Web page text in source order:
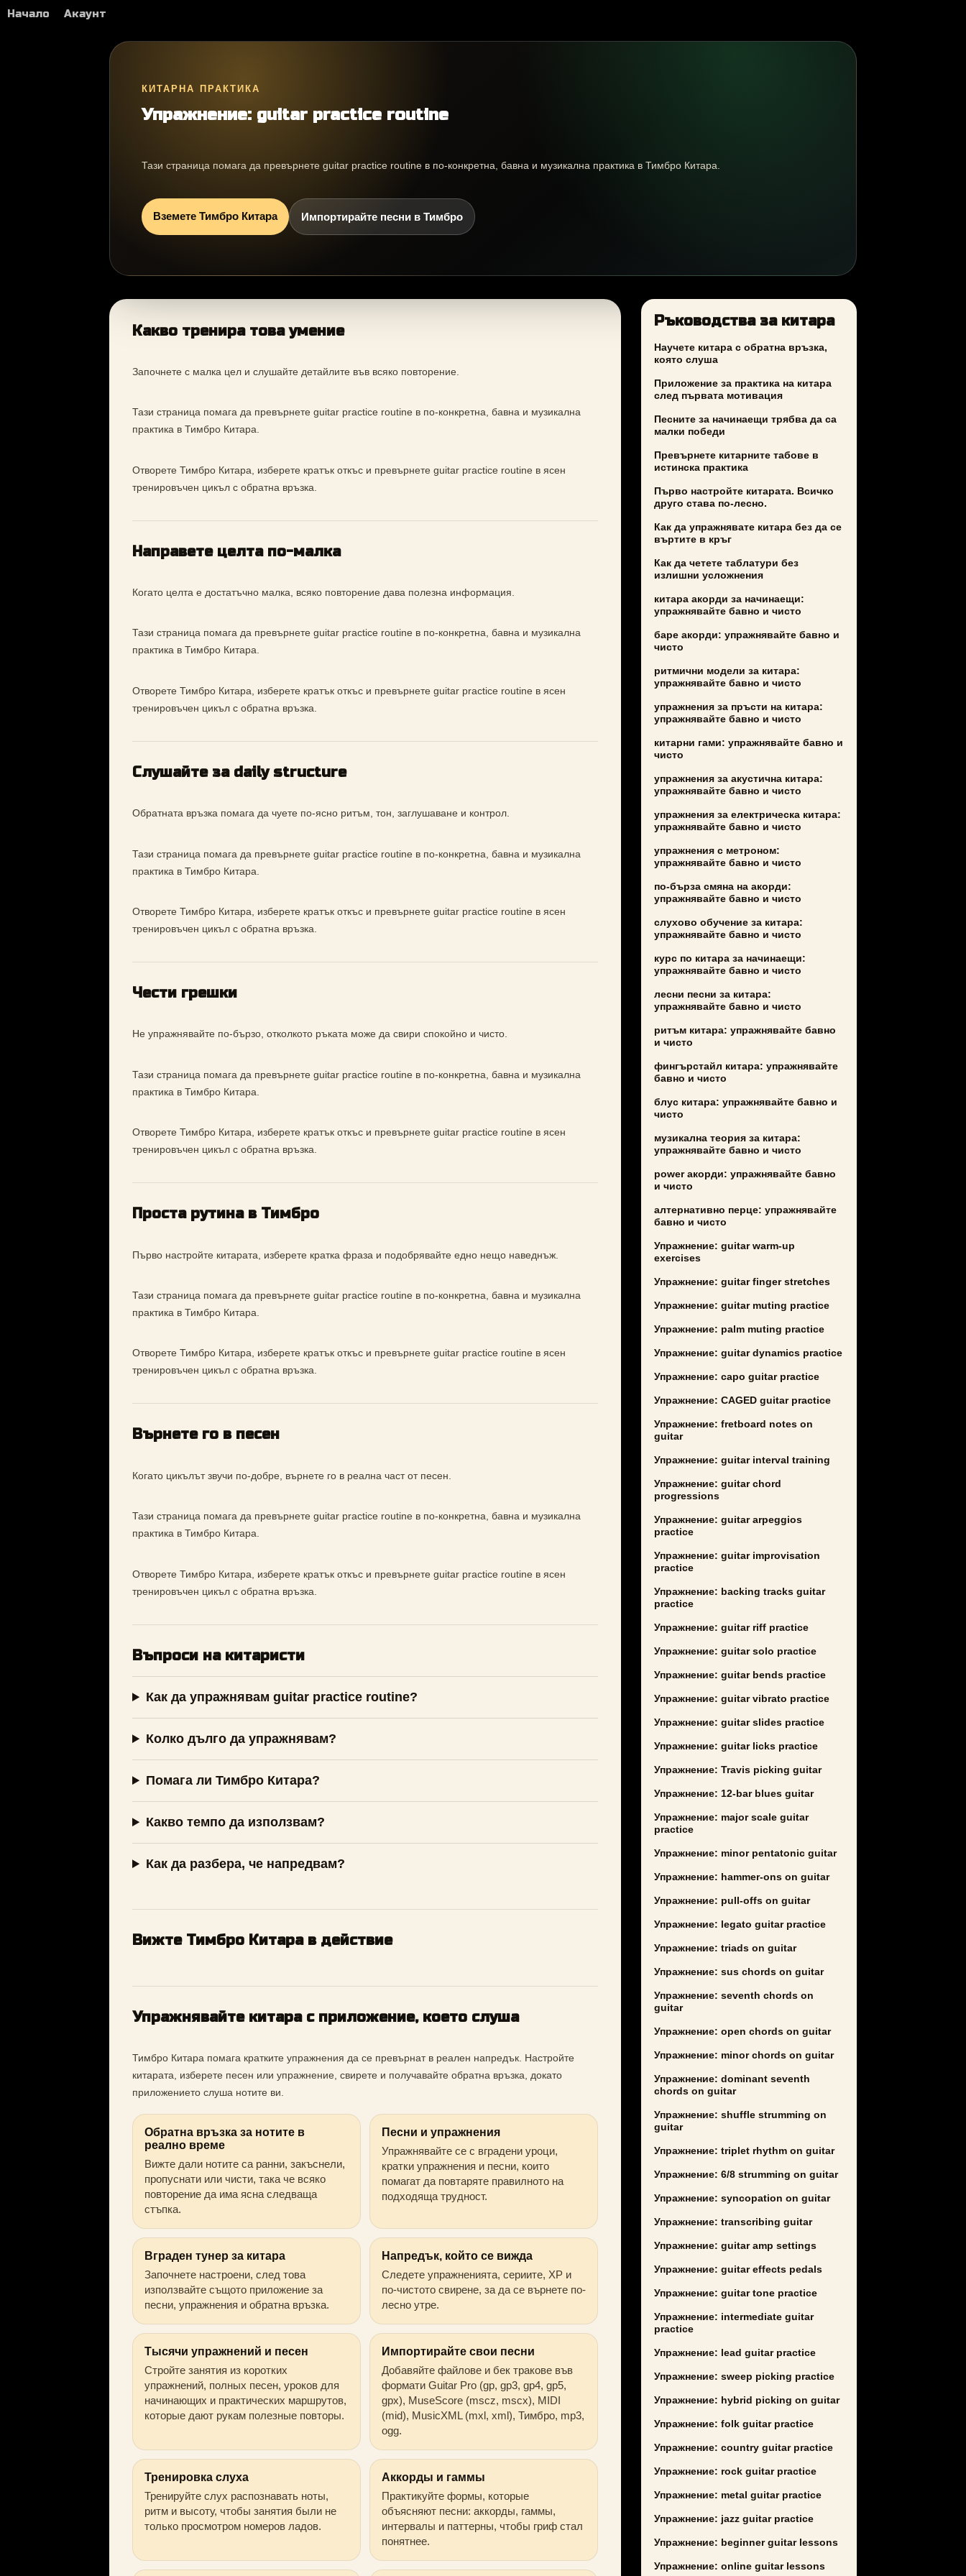
Начало Акаунт
КИТАРНА ПРАКТИКА
Упражнение: guitar practice routine
Тази страница помага да превърнете guitar practice routine в по-конкретна, бавна и музикална практика в Тимбро Китара.
Вземете Тимбро Китара Импортирайте песни в Тимбро
Какво тренира това умение
Започнете с малка цел и слушайте детайлите във всяко повторение.
Тази страница помага да превърнете guitar practice routine в по-конкретна, бавна и музикална
практика в Тимбро Китара.
Отворете Тимбро Китара, изберете кратък откъс и превърнете guitar practice routine в ясен
тренировъчен цикъл с обратна връзка.
Направете целта по-малка
Когато целта е достатъчно малка, всяко повторение дава полезна информация.
Тази страница помага да превърнете guitar practice routine в по-конкретна, бавна и музикална
практика в Тимбро Китара.
Отворете Тимбро Китара, изберете кратък откъс и превърнете guitar practice routine в ясен
тренировъчен цикъл с обратна връзка.
Слушайте за daily structure
Обратната връзка помага да чуете по-ясно ритъм, тон, заглушаване и контрол.
Тази страница помага да превърнете guitar practice routine в по-конкретна, бавна и музикална
практика в Тимбро Китара.
Отворете Тимбро Китара, изберете кратък откъс и превърнете guitar practice routine в ясен
тренировъчен цикъл с обратна връзка.
Чести грешки
Не упражнявайте по-бързо, отколкото ръката може да свири спокойно и чисто.
Тази страница помага да превърнете guitar practice routine в по-конкретна, бавна и музикална
практика в Тимбро Китара.
Отворете Тимбро Китара, изберете кратък откъс и превърнете guitar practice routine в ясен
тренировъчен цикъл с обратна връзка.
Проста рутина в Тимбро
Първо настройте китарата, изберете кратка фраза и подобрявайте едно нещо наведнъж.
Тази страница помага да превърнете guitar practice routine в по-конкретна, бавна и музикална
практика в Тимбро Китара.
Отворете Тимбро Китара, изберете кратък откъс и превърнете guitar practice routine в ясен
тренировъчен цикъл с обратна връзка.
Върнете го в песен
Когато цикълът звучи по-добре, върнете го в реална част от песен.
Тази страница помага да превърнете guitar practice routine в по-конкретна, бавна и музикална
практика в Тимбро Китара.
Отворете Тимбро Китара, изберете кратък откъс и превърнете guitar practice routine в ясен
тренировъчен цикъл с обратна връзка.
Въпроси на китаристи
Как да упражнявам guitar practice routine?
Колко дълго да упражнявам?
Помага ли Тимбро Китара?
Какво темпо да използвам?
Как да разбера, че напредвам?
Вижте Тимбро Китара в действие
Упражнявайте китара с приложение, което слуша
Тимбро Китара помага кратките упражнения да се превърнат в реален напредък. Настройте
китарата, изберете песен или упражнение, свирете и получавайте обратна връзка, докато
приложението слуша нотите ви.
Обратна връзка за нотите в
реално време
Вижте дали нотите са ранни, закъснели,
пропуснати или чисти, така че всяко
повторение да има ясна следваща
стъпка.
Песни и упражнения
Упражнявайте се с вградени уроци,
кратки упражнения и песни, които
помагат да повтаряте правилното на
подходяща трудност.
Вграден тунер за китара
Започнете настроени, след това
използвайте същото приложение за
песни, упражнения и обратна връзка.
Напредък, който се вижда
Следете упражненията, сериите, XP и
по-чистото свирене, за да се върнете по-
лесно утре.
Тысячи упражнений и песен
Стройте занятия из коротких
упражнений, полных песен, уроков для
начинающих и практических маршрутов,
которые дают рукам полезные повторы.
Импортирайте свои песни
Добавяйте файлове и бек тракове във
формати Guitar Pro (gp, gp3, gp4, gp5,
gpx), MuseScore (mscz, mscx), MIDI
(mid), MusicXML (mxl, xml), Тимбро, mp3,
ogg.
Тренировка слуха
Тренируйте слух распознавать ноты,
ритм и высоту, чтобы занятия были не
только просмотром номеров ладов.
Аккорды и гаммы
Практикуйте формы, которые
объясняют песни: аккорды, гаммы,
интервалы и паттерны, чтобы гриф стал
понятнее.
Ръководства за китара
Научете китара с обратна връзка,
която слуша
Приложение за практика на китара
след първата мотивация
Песните за начинаещи трябва да са
малки победи
Превърнете китарните табове в
истинска практика
Първо настройте китарата. Всичко
друго става по-лесно.
Как да упражнявате китара без да се
въртите в кръг
Как да четете таблатури без
излишни усложнения
китара акорди за начинаещи:
упражнявайте бавно и чисто
баре акорди: упражнявайте бавно и
чисто
ритмични модели за китара:
упражнявайте бавно и чисто
упражнения за пръсти на китара:
упражнявайте бавно и чисто
китарни гами: упражнявайте бавно и
чисто
упражнения за акустична китара:
упражнявайте бавно и чисто
упражнения за електрическа китара:
упражнявайте бавно и чисто
упражнения с метроном:
упражнявайте бавно и чисто
по-бърза смяна на акорди:
упражнявайте бавно и чисто
слухово обучение за китара:
упражнявайте бавно и чисто
курс по китара за начинаещи:
упражнявайте бавно и чисто
лесни песни за китара:
упражнявайте бавно и чисто
ритъм китара: упражнявайте бавно
и чисто
фингърстайл китара: упражнявайте
бавно и чисто
блус китара: упражнявайте бавно и
чисто
музикална теория за китара:
упражнявайте бавно и чисто
power акорди: упражнявайте бавно
и чисто
алтернативно перце: упражнявайте
бавно и чисто
Упражнение: guitar warm-up
exercises
Упражнение: guitar finger stretches
Упражнение: guitar muting practice
Упражнение: palm muting practice
Упражнение: guitar dynamics practice
Упражнение: capo guitar practice
Упражнение: CAGED guitar practice
Упражнение: fretboard notes on
guitar
Упражнение: guitar interval training
Упражнение: guitar chord
progressions
Упражнение: guitar arpeggios
practice
Упражнение: guitar improvisation
practice
Упражнение: backing tracks guitar
practice
Упражнение: guitar riff practice
Упражнение: guitar solo practice
Упражнение: guitar bends practice
Упражнение: guitar vibrato practice
Упражнение: guitar slides practice
Упражнение: guitar licks practice
Упражнение: Travis picking guitar
Упражнение: 12-bar blues guitar
Упражнение: major scale guitar
practice
Упражнение: minor pentatonic guitar
Упражнение: hammer-ons on guitar
Упражнение: pull-offs on guitar
Упражнение: legato guitar practice
Упражнение: triads on guitar
Упражнение: sus chords on guitar
Упражнение: seventh chords on
guitar
Упражнение: open chords on guitar
Упражнение: minor chords on guitar
Упражнение: dominant seventh
chords on guitar
Упражнение: shuffle strumming on
guitar
Упражнение: triplet rhythm on guitar
Упражнение: 6/8 strumming on guitar
Упражнение: syncopation on guitar
Упражнение: transcribing guitar
Упражнение: guitar amp settings
Упражнение: guitar effects pedals
Упражнение: guitar tone practice
Упражнение: intermediate guitar
practice
Упражнение: lead guitar practice
Упражнение: sweep picking practice
Упражнение: hybrid picking on guitar
Упражнение: folk guitar practice
Упражнение: country guitar practice
Упражнение: rock guitar practice
Упражнение: metal guitar practice
Упражнение: jazz guitar practice
Упражнение: beginner guitar lessons
Упражнение: online guitar lessons